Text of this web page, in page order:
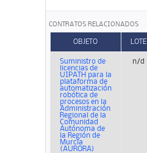
CONTRATOS RELACIONADOS
OBJETO LOTE
Suministro de
licencias de
UIPATH para la
plataforma de
automatización
robótica de
procesos en la
Administración
Regional de la
Comunidad
Autónoma de
la Región de
Murcia
(AURORA)
n/d